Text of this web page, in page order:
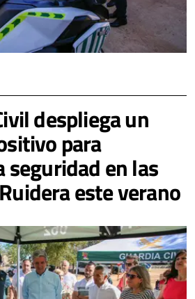
despliega un
para
seguridad en las
este verano